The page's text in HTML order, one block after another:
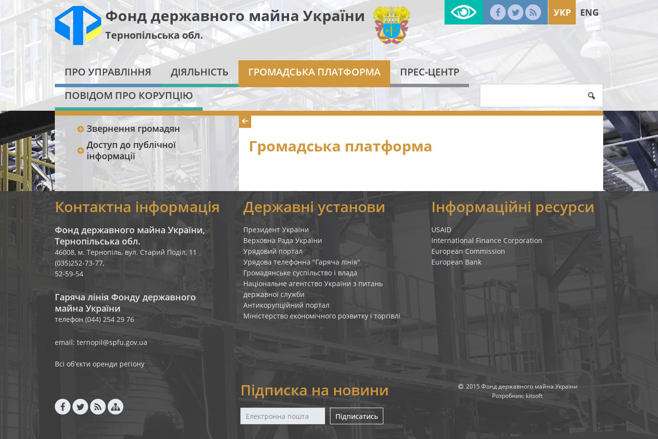
Фонд державного майна України
Тернопільська обл.
УКР ENG
ПРО УПРАВЛІННЯ ДІЯЛЬНІСТЬ ГРОМАДСЬКА ПЛАТФОРМА
ПРЕС-ЦЕНТР
ПОВІДОМ ПРО КОРУПЦІЮ
Звернення громадян
Доступ до публічної
інформації
Громадська платформа
Контактна інформація
Фонд державного майна України,
Тернопільська обл.
46008, м. Тернопіль, вул. Старий Поділ, 11
(035)252-73-77,
52-59-54
Гаряча лінія Фонду державного
майна України
телефон (044) 254 29 76
email: ternopil@spfu.gov.ua
Всі об'єкти оренди регіону
Державні установи
Президент України
Верховна Рада України
Урядовий портал
Урядова телефонна "Гаряча лінія"
Громадянське суспільство і влада
Національне агентство України з питань
державної служби
Антикорупційний портал
Міністерство економічного розвитку і торгівлі
Інформаційні ресурси
USAID
International Finance Corporation
European Commission
European Bank
Підписка на новини
Підписатись
2015 Фонд державного майна України
Розробник: kitsoft